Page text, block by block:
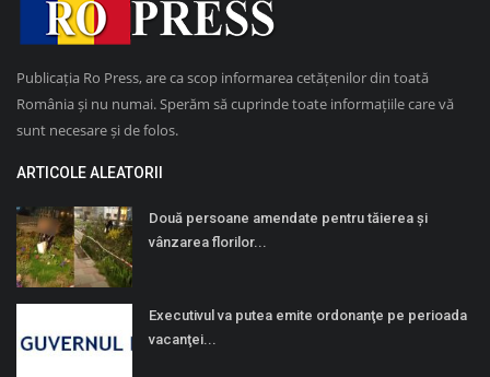
Publicația Ro Press, are ca scop informarea cetățenilor din toată
România și nu numai. Sperăm să cuprinde toate informațiile care vă
sunt necesare și de folos.
ARTICOLE ALEATORII
Două persoane amendate pentru tăierea și
vânzarea florilor...
Executivul va putea emite ordonanţe pe perioada
vacanţei...